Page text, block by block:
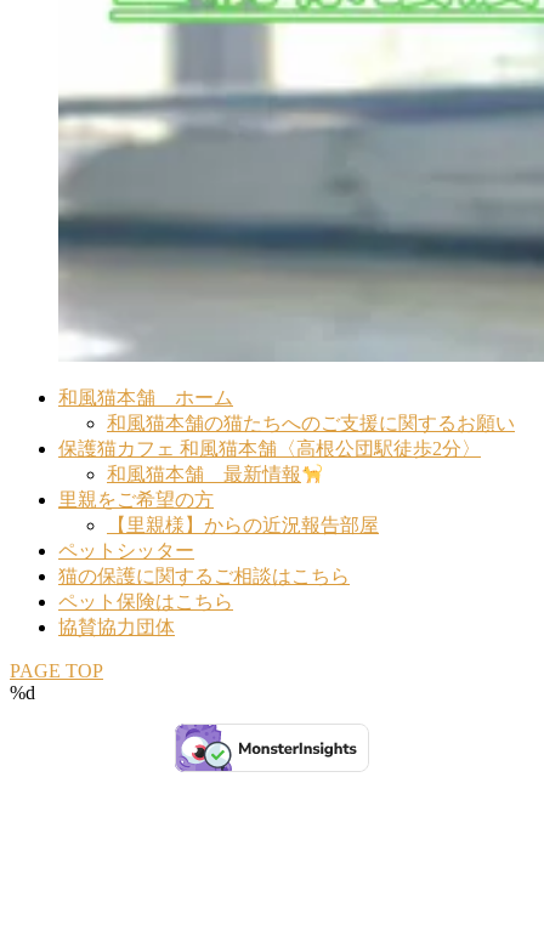
和風猫本舗 ホーム
和風猫本舗の猫たちへのご支援に関するお願い
保護猫カフェ 和風猫本舗〈高根公団駅徒歩2分〉
和風猫本舗 最新情報
里親をご希望の方
【里親様】からの近況報告部屋
ペットシッター
猫の保護に関するご相談はこちら
ペット保険はこちら
協賛協力団体
PAGE TOP
%d